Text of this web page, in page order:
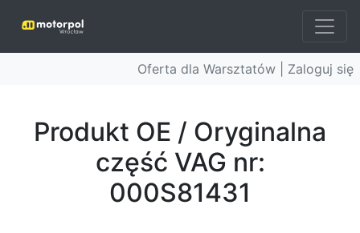
Oferta dla Warsztatów | Zaloguj się
Produkt OE / Oryginalna
część VAG nr:
000S81431